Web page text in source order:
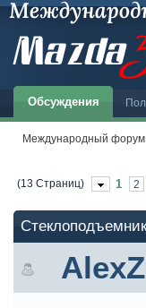
Обсуждения
Международный форум
(13 Страниц) 1 2
AlexZ